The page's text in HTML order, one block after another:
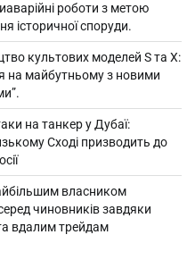
роботи з метою
історичної споруди.
культових моделей S та X:
на майбутньому з новими
на танкер у Дубаї:
Сході призводить до
власником
чиновників завдяки
вдалим трейдам